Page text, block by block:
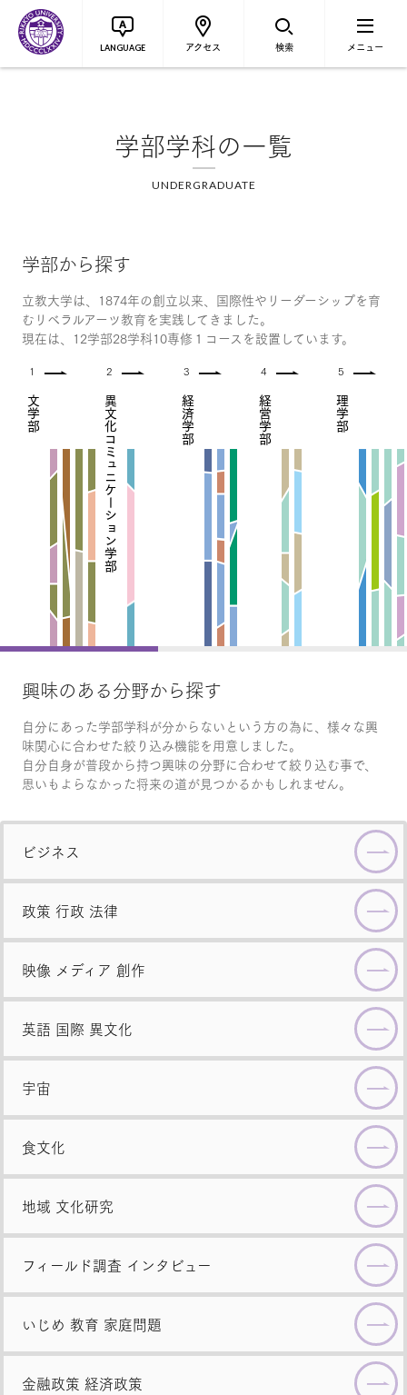
LANGUAGE アクセス 検索 メニュー
学部学科の一覧
UNDERGRADUATE
学部から探す
立教大学は、1874年の創立以来、国際性やリーダーシップを育
むリベラルアーツ教育を実践してきました。
現在は、12学部28学科10専修１コースを設置しています。
文学部
1
異文化コミュニケーション学部
2
経済学部
3
経営学部
4
理学部
5
興味のある分野から探す
自分にあった学部学科が分からないという方の為に、様々な興
味関心に合わせた絞り込み機能を用意しました。
自分自身が普段から持つ興味の分野に合わせて絞り込む事で、
思いもよらなかった将来の道が見つかるかもしれません。
ビジネス
政策 行政 法律
映像 メディア 創作
英語 国際 異文化
宇宙
食文化
地域 文化研究
フィールド調査 インタビュー
いじめ 教育 家庭問題
金融政策 経済政策